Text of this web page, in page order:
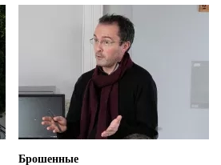
Брошенные